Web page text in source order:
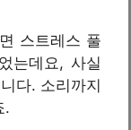
스트레스 풀
는데요, 사실
다. 소리까지
.